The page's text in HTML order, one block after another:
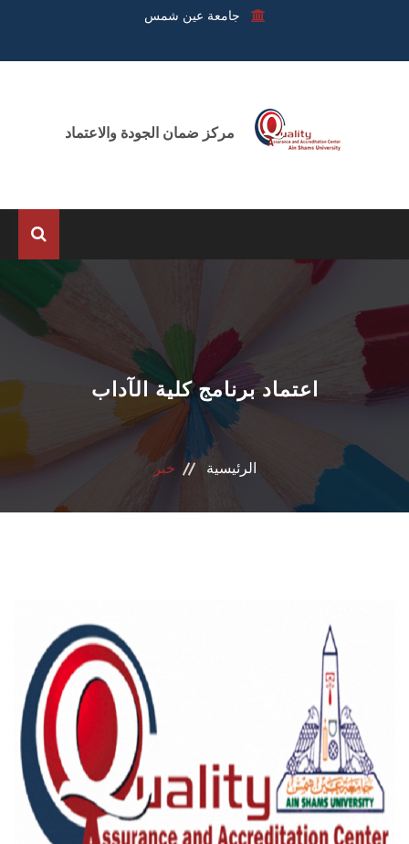
جامعة عين شمس
عن المركز
الوحدات
تسجيل الدورات
اتصل بنا
اعتماد برنامج كلية الآداب
الرئيسية خبر